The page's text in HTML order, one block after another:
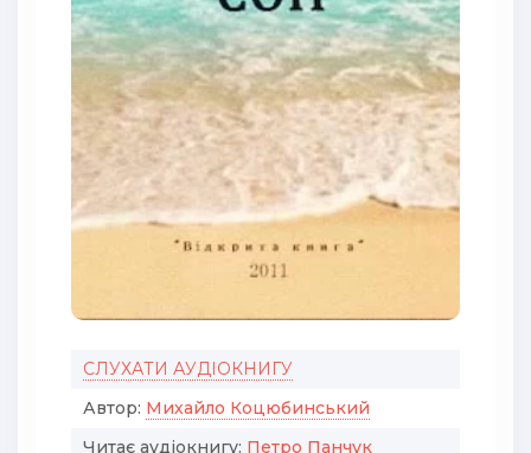
СЛУХАТИ АУДІОКНИГУ
Автор: Михайло Коцюбинський
Читає аудіокнигу: Петро Панчук